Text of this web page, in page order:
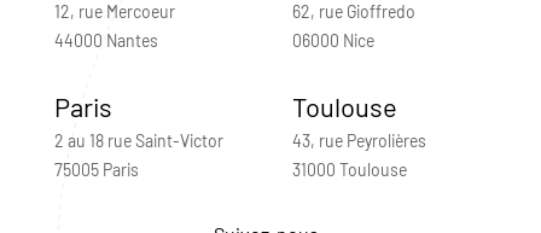
12, rue Mercoeur
44000 Nantes
62, rue Gioffredo
06000 Nice
Paris
2 au 18 rue Saint-Victor
75005 Paris
Toulouse
43, rue Peyrolières
31000 Toulouse